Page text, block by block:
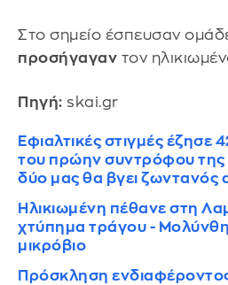
Στο σημείο έσπευσαν
προσήγαγαν τον
Πηγή: skai.gr
Εφιαλτικές στιγμές έζησε
του πρώην συντρόφου της
δύο μας θα βγει ζωντανός
Ηλικιωμένη πέθανε στη
χτύπημα τράγου -
μικρόβιο
Πρόσκληση